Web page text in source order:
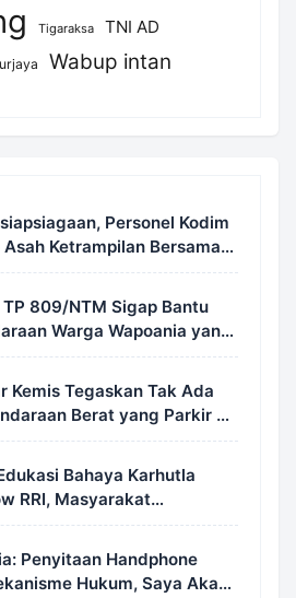
Tigaraksa
TNI AD
Wabup intan
Personel Kodim
Ketrampilan Bersama
809/NTM Sigap Bantu
Warga Wapoania yang
Kemis Tegaskan Tak Ada
Berat yang Parkir di
Ditertibkan
Bahaya Karhutla
RRI, Masyarakat
Pidana Pembakaran
Penyitaan Handphone
Hukum, Saya Akan